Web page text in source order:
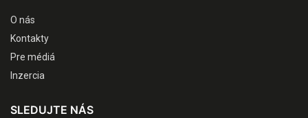
O nás
Kontakty
Pre médiá
Inzercia
SLEDUJTE NÁS